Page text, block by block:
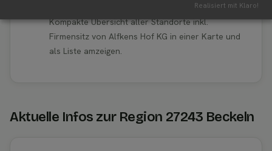
Alle Standorte von Alfkens Hof KG↗
Kompakte Übersicht aller Standorte inkl.
Firmensitz von Alfkens Hof KG in einer Karte und
als Liste amzeigen.
Aktuelle Infos zur Region 27243 Beckeln
Realisiert mit Klaro!